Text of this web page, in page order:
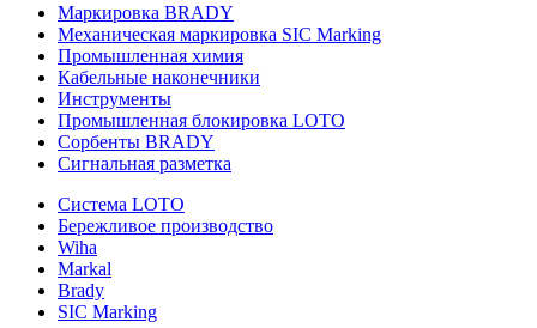
Маркировка BRADY
Механическая маркировка SIC Marking
Промышленная химия
Кабельные наконечники
Инструменты
Промышленная блокировка LOTO
Сорбенты BRADY
Сигнальная разметка
Система LOTO
Бережливое производство
Wiha
Markal
Brady
SIC Marking